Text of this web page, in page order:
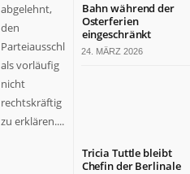
abgelehnt,
den
Parteiausschluss
als vorläufig
nicht
rechtskräftig
zu erklären....
Bahn während der
Osterferien
eingeschränkt
24. MÄRZ 2026
Tricia Tuttle bleibt
Chefin der Berlinale